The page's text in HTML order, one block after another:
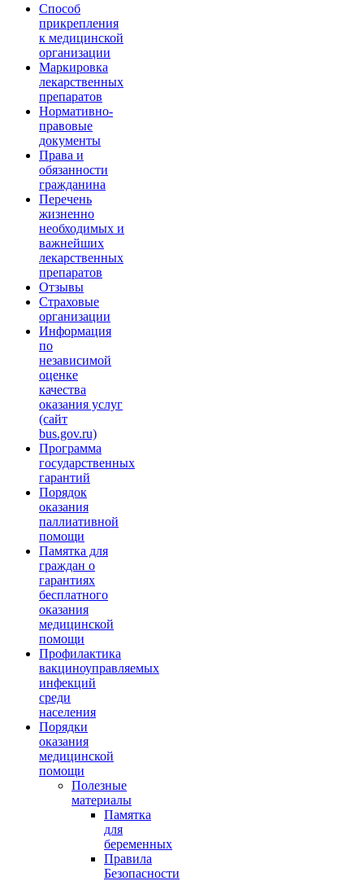
Способ
прикрепления
к медицинской
организации
Маркировка
лекарственных
препаратов
Нормативно-
правовые
документы
Права и
обязанности
гражданина
Перечень
жизненно
необходимых и
важнейших
лекарственных
препаратов
Отзывы
Страховые
организации
Информация
по
независимой
оценке
качества
оказания услуг
(сайт
bus.gov.ru)
Программа
государственных
гарантий
Порядок
оказания
паллиативной
помощи
Памятка для
граждан о
гарантиях
бесплатного
оказания
медицинской
помощи
Профилактика
вакциноуправляемых
инфекций
среди
населения
Порядки
оказания
медицинской
помощи
Полезные
материалы
Памятка
для
беременных
Правила
Безопасности